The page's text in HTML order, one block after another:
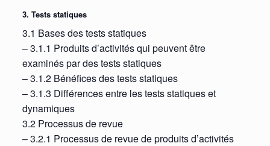
3. Tests statiques
3.1 Bases des tests statiques
– 3.1.1 Produits d’activités qui peuvent être
examinés par des tests statiques
– 3.1.2 Bénéfices des tests statiques
– 3.1.3 Différences entre les tests statiques et
dynamiques
3.2 Processus de revue
– 3.2.1 Processus de revue de produits d’activités